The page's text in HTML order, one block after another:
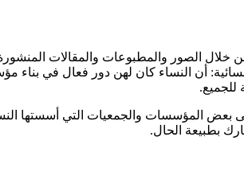
خلال الصور والمطبوعات والمقالات
أن النساء كان لهن دور فعال في
للجميع.
بعض المؤسسات والجمعيات التي أسستها
بطبيعة الحال.